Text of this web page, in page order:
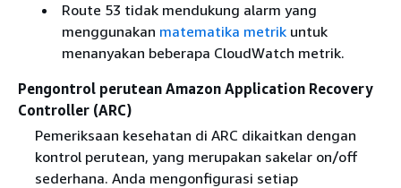
Route 53 tidak mendukung alarm yang
menggunakan matematika metrikuntuk
menanyakan beberapa CloudWatch metrik.
Pengontrol perutean Amazon Application Recovery
Controller (ARC)
Pemeriksaan kesehatan di ARC dikaitkan dengan
kontrol perutean, yang merupakan sakelar on/off
sederhana. Anda mengonfigurasi setiap